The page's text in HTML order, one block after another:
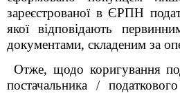
зареєстрованої в ЄРПН
якої відповідають
документами, складеним за
Отже, щодо коригування
постачальника /